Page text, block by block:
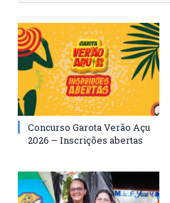
Concurso Garota Verão Açu
2026 – Inscrições abertas